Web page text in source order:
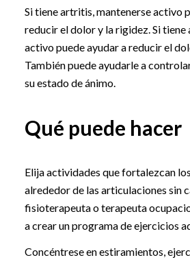
Si tiene artritis, mantenerse activo
reducir el dolor y la rigidez. Si
activo puede ayudar a reducir el
También puede ayudarle a
su estado de ánimo.
Qué puede hacer
Elija actividades que fortalezcan
alrededor de las articulaciones sin
fisioterapeuta o terapeuta
a crear un programa de ejercicios
Concéntrese en estiramientos,